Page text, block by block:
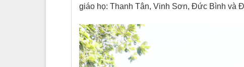
giáo họ: Thanh Tân, Vinh Sơn, Đức Bình và